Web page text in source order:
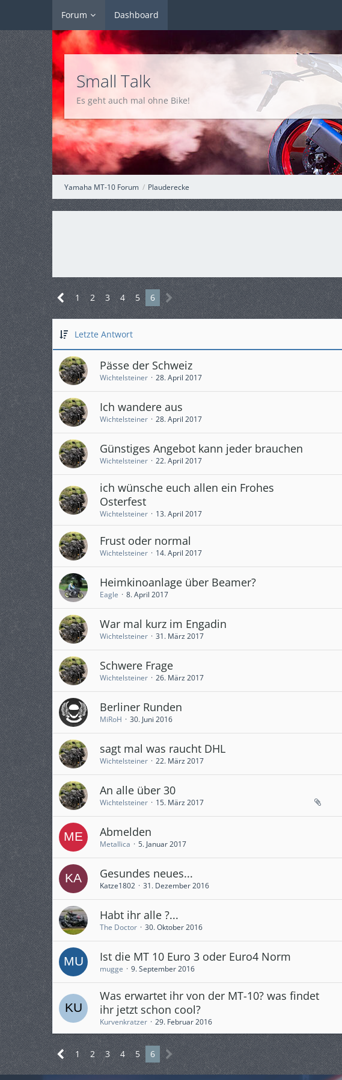
Forum Dashboard
Yamaha MT-10 Forum Plauderecke
Small Talk
Es geht auch mal ohne Bike!
1 2 3 4 5 6
Letzte Antwort
Pässe der Schweiz
Wichtelsteiner 28. April 2017
Ich wandere aus
Wichtelsteiner 28. April 2017
Günstiges Angebot kann jeder brauchen
Wichtelsteiner 22. April 2017
ich wünsche euch allen ein Frohes
Osterfest
Wichtelsteiner 13. April 2017
Frust oder normal
Wichtelsteiner 14. April 2017
Heimkinoanlage über Beamer?
Eagle 8. April 2017
War mal kurz im Engadin
Wichtelsteiner 31. März 2017
Schwere Frage
Wichtelsteiner 26. März 2017
Berliner Runden
MiRoH 30. Juni 2016
sagt mal was raucht DHL
Wichtelsteiner 22. März 2017
An alle über 30
Wichtelsteiner 15. März 2017
Abmelden
Metallica 5. Januar 2017
Gesundes neues...
Katze1802 31. Dezember 2016
Habt ihr alle ?...
The Doctor 30. Oktober 2016
Ist die MT 10 Euro 3 oder Euro4 Norm
mugge 9. September 2016
Was erwartet ihr von der MT-10? was findet
ihr jetzt schon cool?
Kurvenkratzer 29. Februar 2016
1 2 3 4 5 6